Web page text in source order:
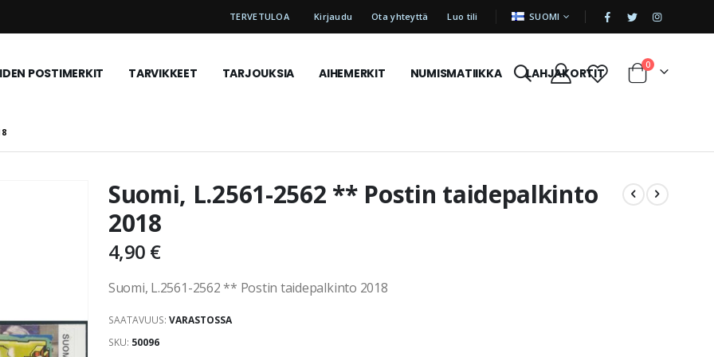
TERVETULOA Kirjaudu Ota yhteyttä Luo tili KIELI SUOMI |
POSTIMERKIT TARVIKKEET TARJOUKSIA AIHEMERKIT NUMISMATIIKKA LAHJAKORTIT Cart
0tuotetta
Suomi, L.2561-2562 ** Postin taidepalkinto
2018
4,90 €
Suomi, L.2561-2562 ** Postin taidepalkinto 2018
SAATAVUUS: VARASTOSSA
SKU 50096